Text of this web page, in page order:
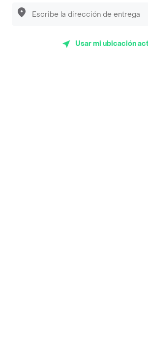
Desayunadero de la 42
Sopitas y Frijoladas
Usar mi ubicación